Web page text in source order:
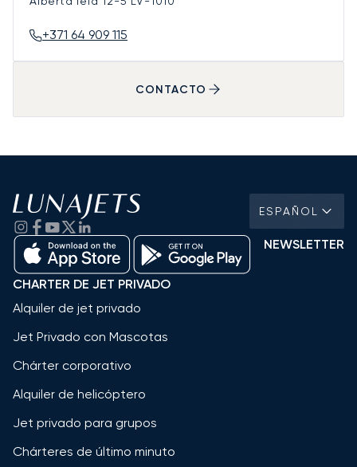
+371 64 909 115
CONTACTO
ESPAÑOL
NEWSLETTER
CHARTER DE JET PRIVADO
Alquiler de jet privado
Jet Privado con Mascotas
Chárter corporativo
Alquiler de helicóptero
Jet privado para grupos
Chárteres de último minuto